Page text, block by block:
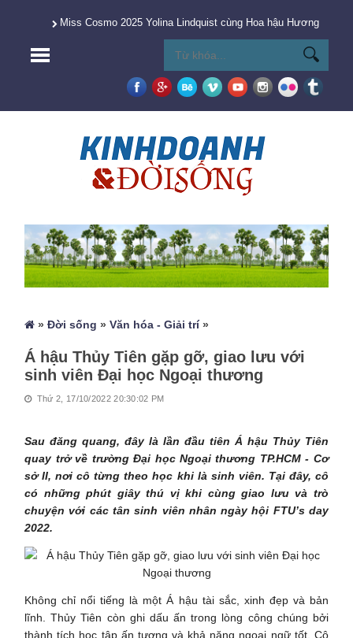
Miss Cosmo 2025 Yolina Lindquist cùng Hoa hậu Hương
»Đời sống »Văn hóa - Giải trí»
Á hậu Thủy Tiên gặp gỡ, giao lưu với
sinh viên Đại học Ngoại thương
Thứ 2, 17/10/2022 20:30:02 PM
Sau đăng quang, đây là lần đầu tiên Á hậu Thủy Tiên
quay trở về trường Đại học Ngoại thương TP.HCM - Cơ
sở II, nơi cô từng theo học khi là sinh viên. Tại đây, cô
có những phút giây thú vị khi cùng giao lưu và trò
chuyện với các tân sinh viên nhân ngày hội FTU’s day
2022.
Không chỉ nổi tiếng là một Á hậu tài sắc, xinh đẹp và bản
lĩnh. Thủy Tiên còn ghi dấu ấn trong lòng công chúng bởi
thành tích học tập ấn tượng và khả năng ngoại ngữ tốt. Cô